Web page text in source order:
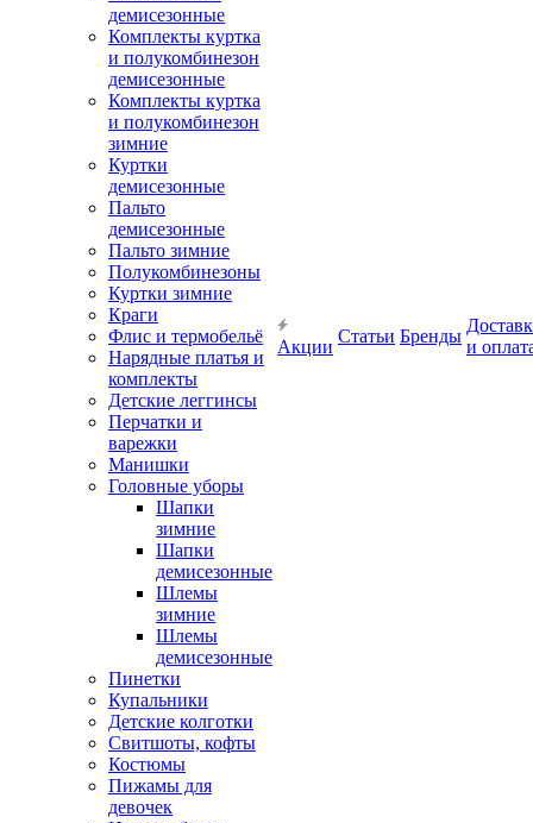
демисезонные
Комплекты куртка
и полукомбинезон
демисезонные
Комплекты куртка
и полукомбинезон
зимние
Куртки
демисезонные
Пальто
демисезонные
Пальто зимние
Полукомбинезоны
Куртки зимние
Краги
Флис и термобельё
Нарядные платья и
комплекты
Детские леггинсы
Перчатки и
варежки
Манишки
Головные уборы
Шапки
зимние
Шапки
демисезонные
Шлемы
зимние
Шлемы
демисезонные
Пинетки
Купальники
Детские колготки
Свитшоты, кофты
Костюмы
Пижамы для
девочек
Акции
Статьи Бренды
и